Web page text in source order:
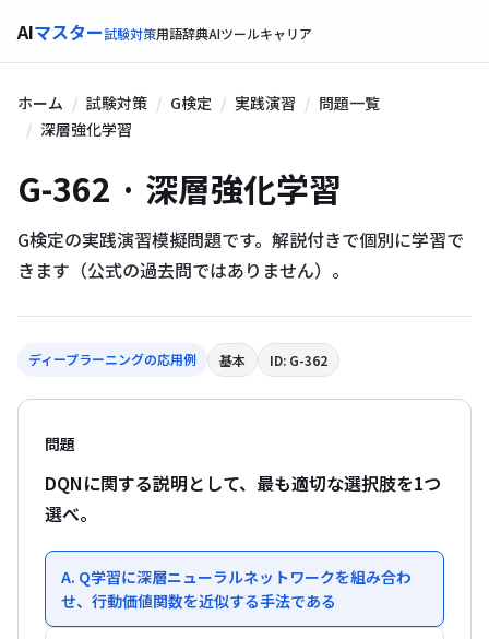
AIマスター試験対策用語辞典AIツールキャリア
ホーム 試験対策 G検定 実践演習
問題一覧
深層強化学習
G-362 · 深層強化学習
G検定の実践演習模擬問題です。解説付きで個別に学習で
きます（公式の過去問ではありません）。
ディープラーニングの応用例 基本 ID: G-362
問題
DQNに関する説明として、最も適切な選択肢を1つ
選べ。
A. Q学習に深層ニューラルネットワークを組み合わ
せ、行動価値関数を近似する手法である